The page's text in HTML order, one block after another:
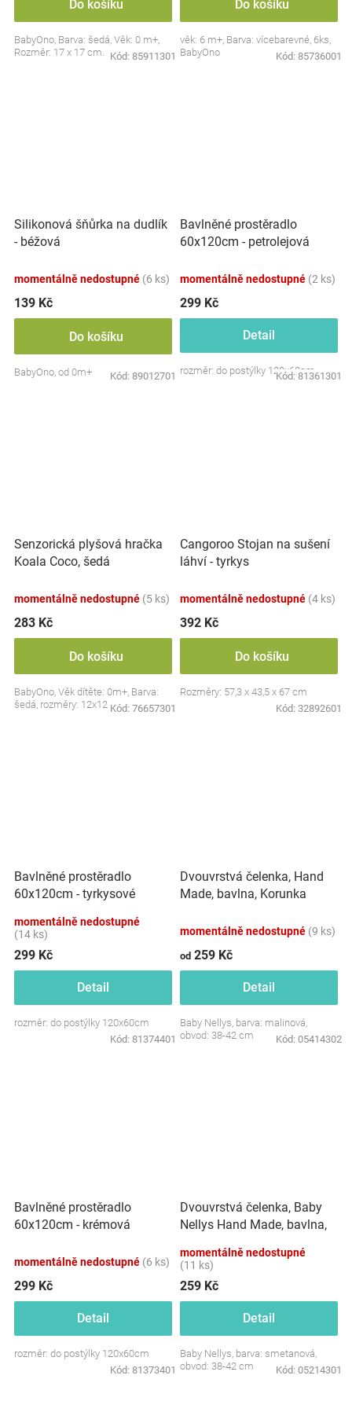
Do košíku
BabyOno, Barva: šedá, Věk: 0 m+,
Rozměr: 17 x 17 cm.
Kód: 85911301
Do košíku
věk: 6 m+, Barva: vícebarevné, 6ks,
BabyOno
Kód: 85736001
Silikonová šňůrka na dudlík
- béžová
momentálně nedostupné (6 ks)
139 Kč
Do košíku
BabyOno, od 0m+ Kód: 89012701
Bavlněné prostěradlo
60x120cm - petrolejová
momentálně nedostupné (2 ks)
299 Kč
Detail
rozměr: do postýlky 120x60cm
Kód: 81361301
Senzorická plyšová hračka
Koala Coco, šedá
momentálně nedostupné (5 ks)
283 Kč
Do košíku
BabyOno, Věk dítěte: 0m+, Barva:
šedá, rozměry: 12x12 cm.
Kód: 76657301
Cangoroo Stojan na sušení
láhví - tyrkys
momentálně nedostupné (4 ks)
392 Kč
Do košíku
Rozměry: 57,3 x 43,5 x 67 cm
Kód: 32892601
Bavlněné prostěradlo
60x120cm - tyrkysové
momentálně nedostupné
(14 ks)
299 Kč
Detail
rozměr: do postýlky 120x60cm
Kód: 81374401
Dvouvrstvá čelenka, Hand
Made, bavlna, Korunka
momentálně nedostupné (9 ks)
od 259 Kč
Detail
Baby Nellys, barva: malinová,
obvod: 38-42 cm
Kód: 05414302
Bavlněné prostěradlo
60x120cm - krémová
momentálně nedostupné (6 ks)
299 Kč
Detail
rozměr: do postýlky 120x60cm
Kód: 81373401
Dvouvrstvá čelenka, Baby
Nellys Hand Made, bavlna,
80/98
momentálně nedostupné
(11 ks)
259 Kč
Detail
Baby Nellys, barva: smetanová,
obvod: 38-42 cm
Kód: 05214301